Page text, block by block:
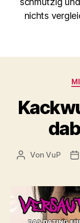
nichts
Beitragsautor
VonVuP